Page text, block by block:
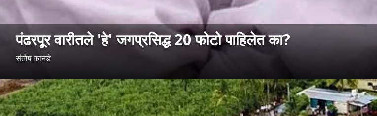
पंढरपूर वारीतले 'हे' जगप्रसिद्ध 20 फोटो पाहिलेत का?
संतोष कानडे